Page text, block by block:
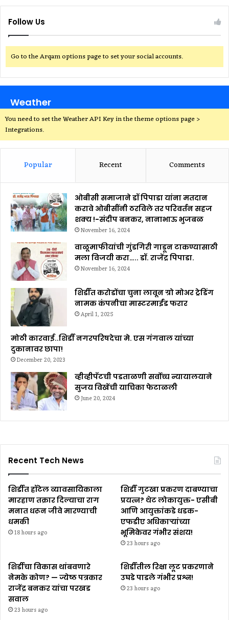
Follow Us
Go to the Arqam options page to set your social accounts.
Weather
You need to set the Weather API Key in the theme options page >
Integrations.
Popular Recent Comments
ओबीसी समाजाने डॉ पिपाडा यांना मतदान
करावे ओबीसींनी ठरविले तर परिवर्तन सहज
शक्य !-संदीप बनकर, नानाभाऊ भुजबळ
November 16, 2024
वाळूमाफीयांची गुंडगिरी गाडून टाकण्यासाठी
मला विजयी करा….. डॉ. राजेंद्र पिपाडा.
November 16, 2024
शिर्डीत करोडोंचा चुना लावून ग्रो मोअर ट्रेडिंग
नामक कंपनीचा मास्टरमाईंड फरार
April 1, 2025
मोठी कारवाई..शिर्डी नगरपरिषदेचा मे. एस गंगवाल यांच्या
दुकानावर छापा!
December 20, 2023
व्हीव्हीपॅटची पडताळणी सर्वोच्च न्यायालयाने
सुजय विखेंची याचिका फेटाळली
June 20, 2024
Recent Tech News
शिर्डीत हॉटेल व्यावसायिकाला
मारहाण तक्रार दिल्याचा राग
मनात धरून जीवे मारण्याची
धमकी
18 hours ago
शिर्डी गुटखा प्रकरण दाबण्याचा
प्रयत्न? थेट लोकायुक्त- एसीबी
आणि आयुक्तांकडे धडक-
एफडीए अधिकाऱ्यांच्या
भूमिकेवर गंभीर संशय!
23 hours ago
शिर्डीचा विकास थांबवणारे
नेमके कोण? — ज्येष्ठ पत्रकार
राजेंद्र बनकर यांचा परखड
सवाल
23 hours ago
शिर्डीतील रिक्षा लूट प्रकरणाने
उघडे पाडले गंभीर प्रश्न!
23 hours ago